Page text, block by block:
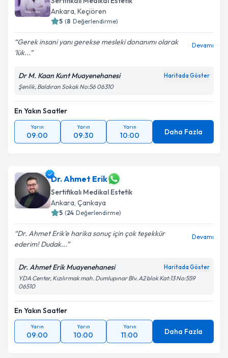
Ankara, Keçiören
5 (8 Değerlendirme)
Gerek insani yanı gerekse mesleki donanımı olarak
'lük...
Devamı
Dr M. Kaan Kunt Muayenehanesi Haritada Göster
Şenlik, Baldıran Sokak No:56 06310
En Yakın Saatler
Yarın
09:00
Yarın
09:30
Yarın
10:00 Daha Fazla
Dr. Ahmet Erik
Sertifikalı Medikal Estetik
Ankara, Çankaya
5 (24 Değerlendirme)
Dr. Ahmet Erik’e harika sonuç için çok teşekkür
ederim! Dudak...
Devamı
Dr. Ahmet Erik Muayenehanesi Haritada Göster
YDA Center, Kızılırmak mah. Dumlupınar Blv. A2 blok Kat:13 No:559
06510
En Yakın Saatler
Yarın
09:00
Yarın
10:00
Yarın
11:00 Daha Fazla